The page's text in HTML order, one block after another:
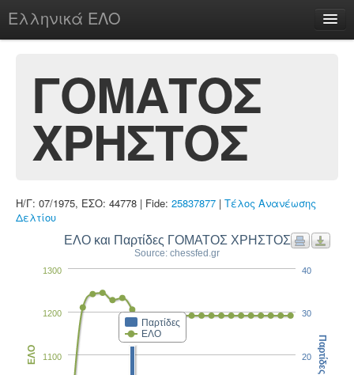
Ελληνικά ΕΛΟ
chesstu.be @ discord
Login
ΓΟΜΑΤΟΣ
ΧΡΗΣΤΟΣ
Η/Γ: 07/1975, ΕΣΟ: 44778 | Fide: 25837877 | Τέλος Ανανέωσης
Δελτίου
ΕΛΟ και Παρτίδες ΓΟΜΑΤΟΣ ΧΡΗΣΤΟΣ
Source: chessfed.gr
Παρτίδες
ΕΛΟ
1100
1200
1300
ΕΛΟ 20
30
40
Παρτίδες